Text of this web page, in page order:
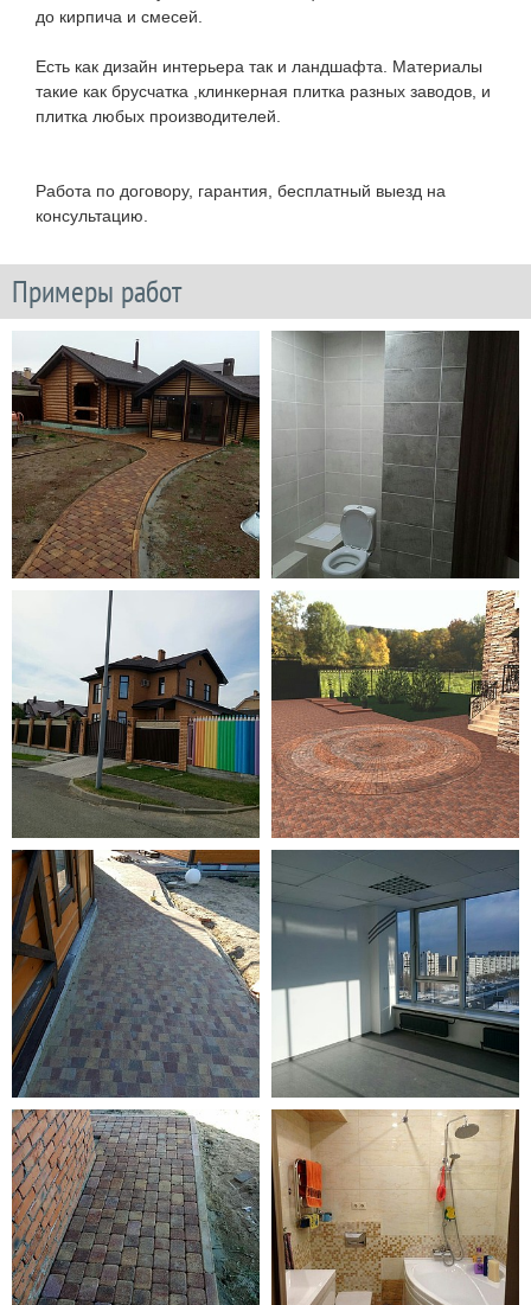
до кирпича и смесей.
Есть как дизайн интерьера так и ландшафта. Материалы
такие как брусчатка ,клинкерная плитка разных заводов, и
плитка любых производителей.
Работа по договору, гарантия, бесплатный выезд на
консультацию.
Примеры работ